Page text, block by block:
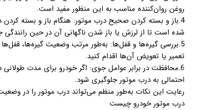
روغن روان‌کننده مناسب به این منظور مفید است.
4.باز و بسته کردن صحیح درب موتور: هنگام باز و بسته
شده است تا از لرزش یا باز شدن ناگهانی آن در حین رانندگی
5.بررسی گیره‌ها و قفل‌ها: به‌طور مرتب وضعیت گیره‌ها،
تعمیر یا تعویض آن‌ها اقدام کنید.
6.محافظت در برابر عوامل جوی: اگر خودرو برای مدت طولانی
احتمالی به درب موتور جلوگیری شود.
رعایت این نکات به‌طور منظم می‌تواند درب موتور را در
درب موتور خودرو چیست